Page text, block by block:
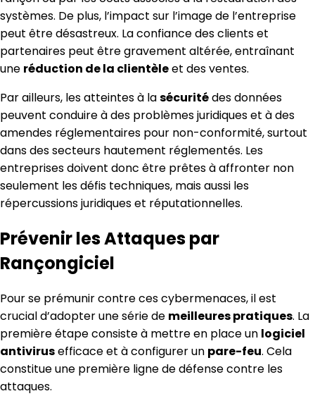
systèmes. De plus, l’impact sur l’image de l’entreprise
peut être désastreux. La confiance des clients et
partenaires peut être gravement altérée, entraînant
une réduction de la clientèleet des ventes.
Par ailleurs, les atteintes à lasécuritédes données
peuvent conduire à des problèmes juridiques et à des
amendes réglementaires pour non-conformité, surtout
dans des secteurs hautement réglementés. Les
entreprises doivent donc être prêtes à affronter non
seulement les défis techniques, mais aussi les
répercussions juridiques et réputationnelles.
Prévenir les Attaques par
Rançongiciel
Pour se prémunir contre ces cybermenaces, il est
crucial d’adopter une série de meilleures pratiques. La
première étape consiste à mettre en place un logiciel
antivirusefficace et à configurer un pare-feu. Cela
constitue une première ligne de défense contre les
attaques.